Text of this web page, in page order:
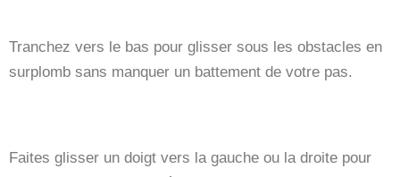
Tranchez vers le bas pour glisser sous les obstacles en
surplomb sans manquer un battement de votre pas.
Faites glisser un doigt vers la gauche ou la droite pour